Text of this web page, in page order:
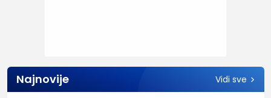
Najnovije Vidi sve